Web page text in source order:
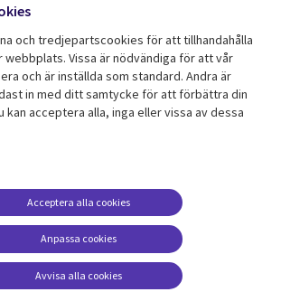
SWEDEN
dataskydd
Accessibility
Terms of Use
Hantering av cookies
och tredjepartscookies för att tillhandahålla
webbplats. Vissa är nödvändiga för att vår
och är inställda som standard. Andra är
in med ditt samtycke för att förbättra din
kan acceptera alla, inga eller vissa av dessa
Anpassa cookies
Acceptera alla cookies
Avvisa alla cookies